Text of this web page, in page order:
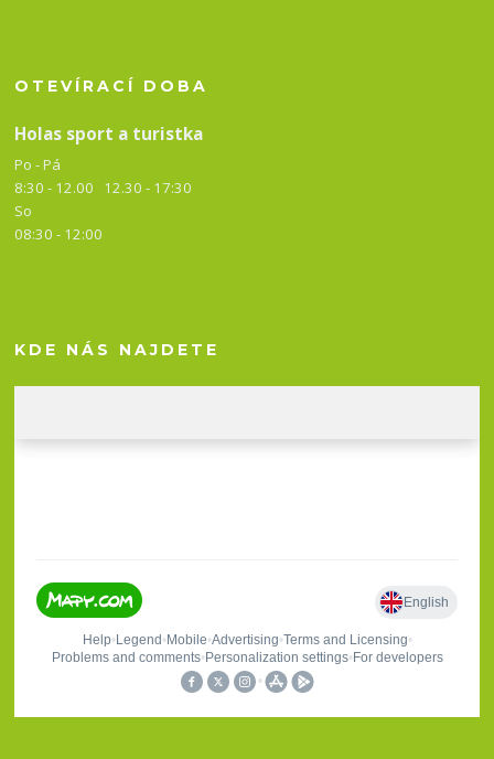
OTEVÍRACÍ DOBA
Holas sport a turistka
Po - Pá
8:30 - 12.00 12.30 - 17:30
So
08:30 - 12:00
KDE NÁS NAJDETE